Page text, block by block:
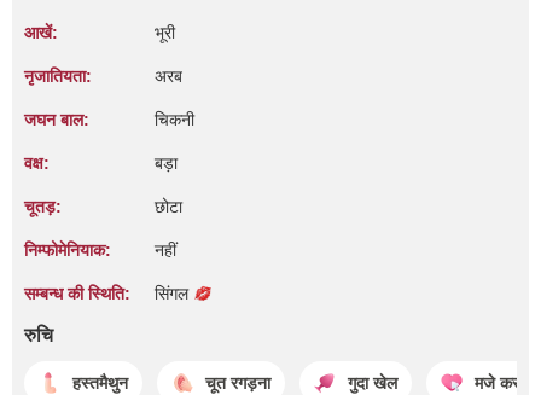
आखें: भूरी
नृजातियता: अरब
जघन बाल: चिकनी
वक्ष: बड़ा
चूतड़: छोटा
निम्फोमेनियाक: नहीं
सम्बन्ध की स्थिति: सिंगल
रुचि
हस्तमैथुन चूत रगड़ना गुदा खेल मजे करना